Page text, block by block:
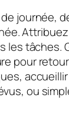
journée,
les tâches.
pour
ou